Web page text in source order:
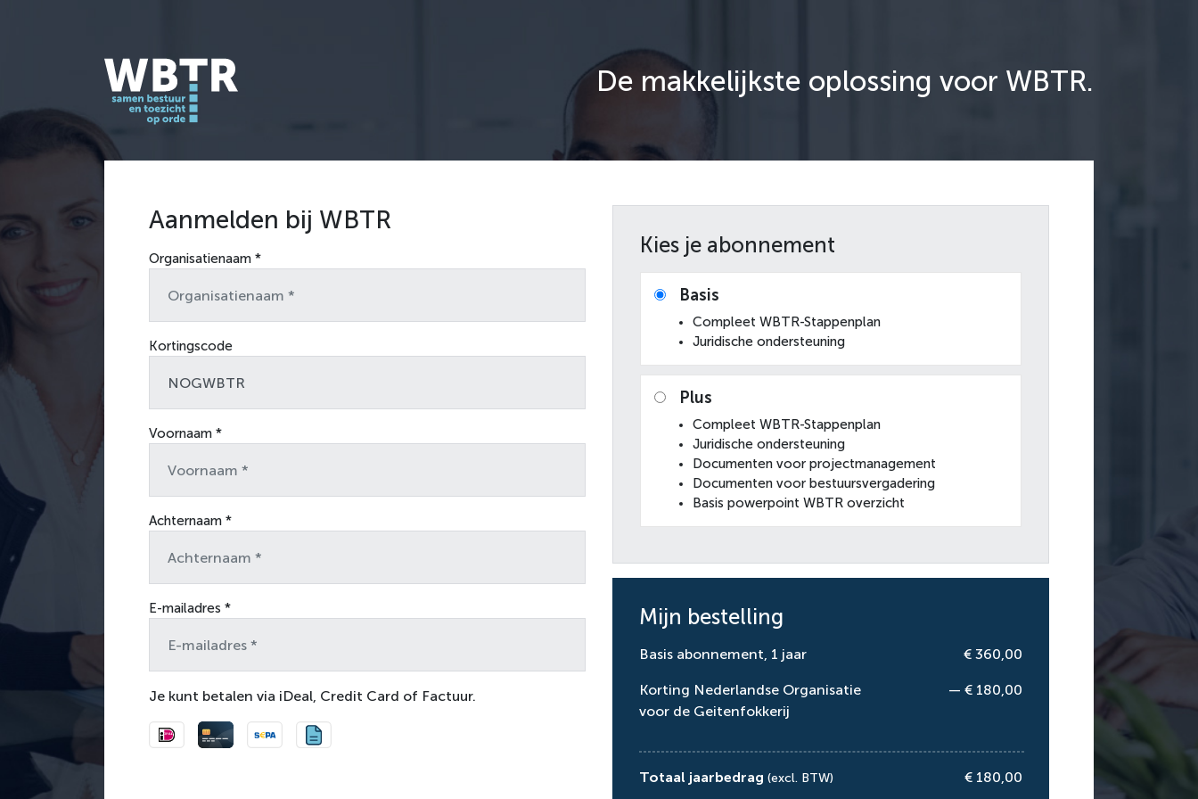
De makkelijkste oplossing voor WBTR.
Aanmelden bij WBTR
Organisatienaam *
Kortingscode
Voornaam *
Achternaam *
E-mailadres *
Je kunt betalen via iDeal, Credit Card of Factuur.
Kies je abonnement
Basis
Compleet WBTR-Stappenplan
Juridische ondersteuning
Plus
Compleet WBTR-Stappenplan
Juridische ondersteuning
Documenten voor projectmanagement
Documenten voor bestuursvergadering
Basis powerpoint WBTR overzicht
Mijn bestelling
Basis abonnement, 1 jaar € 360,00
Korting Nederlandse Organisatie
voor de Geitenfokkerij
— € 180,00
Totaal jaarbedrag (excl. BTW) € 180,00